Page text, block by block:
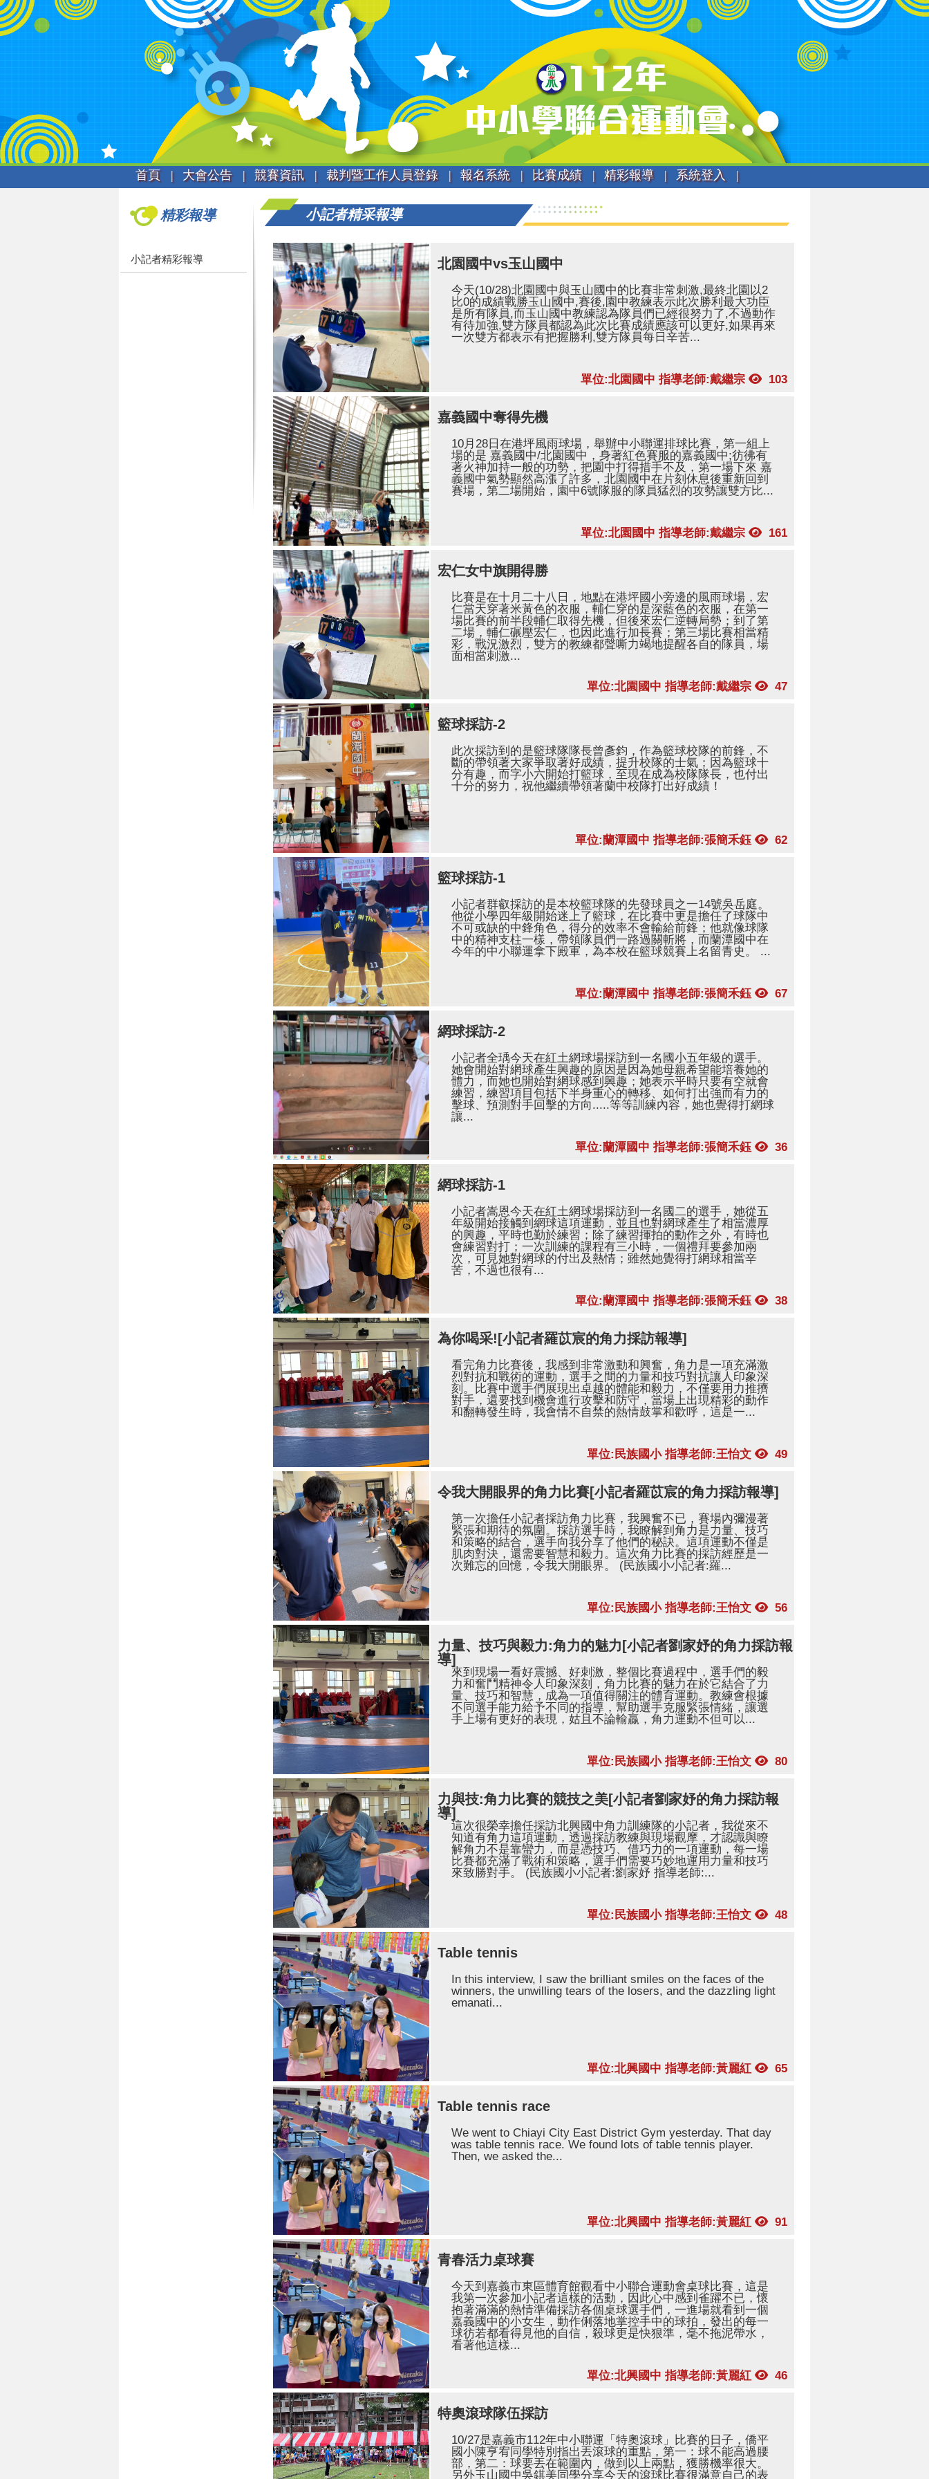
首頁 | 大會公告 | 競賽資訊 | 裁判暨工作人員登錄 | 報名系統 | 比賽成績 | 精彩報導 | 系統登入 |
精彩報導
小記者精彩報導
小記者精采報導
北園國中vs玉山國中
今天(10/28)北園國中與玉山國中的比賽非常刺激,最終北園以2
比0的成績戰勝玉山國中,賽後,園中教練表示此次勝利最大功臣
是所有隊員,而玉山國中教練認為隊員們已經很努力了,不過動作
有待加強,雙方隊員都認為此次比賽成績應該可以更好,如果再來
一次雙方都表示有把握勝利,雙方隊員每日辛苦...
單位:北園國中 指導老師:戴繼宗 103
嘉義國中奪得先機
10月28日在港坪風雨球場，舉辦中小聯運排球比賽，第一組上
場的是 嘉義國中/北園國中，身著紅色賽服的嘉義國中;彷彿有
著火神加持一般的功勢，把園中打得措手不及，第一場下來 嘉
義國中氣勢顯然高漲了許多，北園國中在片刻休息後重新回到
賽場，第二場開始，園中6號隊服的隊員猛烈的攻勢讓雙方比...
單位:北園國中 指導老師:戴繼宗 161
宏仁女中旗開得勝
比賽是在十月二十八日，地點在港坪國小旁邊的風雨球場，宏
仁當天穿著米黃色的衣服，輔仁穿的是深藍色的衣服，在第一
場比賽的前半段輔仁取得先機，但後來宏仁逆轉局勢；到了第
二場，輔仁碾壓宏仁，也因此進行加長賽；第三場比賽相當精
彩，戰況激烈，雙方的教練都聲嘶力竭地提醒各自的隊員，場
面相當刺激...
單位:北園國中 指導老師:戴繼宗 47
籃球採訪-2
此次採訪到的是籃球隊隊長曾彥鈞，作為籃球校隊的前鋒，不
斷的帶領著大家爭取著好成績，提升校隊的士氣；因為籃球十
分有趣，而字小六開始打籃球，至現在成為校隊隊長，也付出
十分的努力，祝他繼續帶領著蘭中校隊打出好成績！
單位:蘭潭國中 指導老師:張簡禾鈺 62
籃球採訪-1
小記者群叡採訪的是本校籃球隊的先發球員之一14號吳岳庭。
他從小學四年級開始迷上了籃球，在比賽中更是擔任了球隊中
不可或缺的中鋒角色，得分的效率不會輸給前鋒；他就像球隊
中的精神支柱一樣，帶領隊員們一路過關斬將，而蘭潭國中在
今年的中小聯運拿下殿軍，為本校在籃球競賽上名留青史。 ...
單位:蘭潭國中 指導老師:張簡禾鈺 67
網球採訪-2
小記者全瑀今天在紅土網球場採訪到一名國小五年級的選手。
她會開始對網球產生興趣的原因是因為她母親希望能培養她的
體力，而她也開始對網球感到興趣；她表示平時只要有空就會
練習，練習項目包括下半身重心的轉移、如何打出強而有力的
擊球、預測對手回擊的方向.....等等訓練內容，她也覺得打網球
讓...
單位:蘭潭國中 指導老師:張簡禾鈺 36
網球採訪-1
小記者嵩恩今天在紅土網球場採訪到一名國二的選手，她從五
年級開始接觸到網球這項運動，並且也對網球產生了相當濃厚
的興趣，平時也勤於練習；除了練習揮拍的動作之外，有時也
會練習對打；一次訓練的課程有三小時，一個禮拜要參加兩
次，可見她對網球的付出及熱情；雖然她覺得打網球相當辛
苦，不過也很有...
單位:蘭潭國中 指導老師:張簡禾鈺 38
為你喝采![小記者羅苡宸的角力採訪報導]
看完角力比賽後，我感到非常激動和興奮，角力是一項充滿激
烈對抗和戰術的運動，選手之間的力量和技巧對抗讓人印象深
刻。比賽中選手們展現出卓越的體能和毅力，不僅要用力推擠
對手，還要找到機會進行攻擊和防守，當場上出現精彩的動作
和翻轉發生時，我會情不自禁的熱情鼓掌和歡呼，這是一...
單位:民族國小 指導老師:王怡文 49
令我大開眼界的角力比賽[小記者羅苡宸的角力採訪報導]
第一次擔任小記者採訪角力比賽，我興奮不已，賽場內彌漫著
緊張和期待的氛圍。採訪選手時，我瞭解到角力是力量、技巧
和策略的結合，選手向我分享了他們的秘訣。這項運動不僅是
肌肉對決，還需要智慧和毅力。這次角力比賽的採訪經歷是一
次難忘的回憶，令我大開眼界。 (民族國小小記者:羅...
單位:民族國小 指導老師:王怡文 56
力量、技巧與毅力:角力的魅力[小記者劉家妤的角力採訪報
導]
來到現場一看好震撼、好刺激，整個比賽過程中，選手們的毅
力和奮鬥精神令人印象深刻，角力比賽的魅力在於它結合了力
量、技巧和智慧，成為一項值得關注的體育運動。教練會根據
不同選手能力給予不同的指導，幫助選手克服緊張情緒，讓選
手上場有更好的表現，姑且不論輸贏，角力運動不但可以...
單位:民族國小 指導老師:王怡文 80
力與技:角力比賽的競技之美[小記者劉家妤的角力採訪報
導]
這次很榮幸擔任採訪北興國中角力訓練隊的小記者，我從來不
知道有角力這項運動，透過採訪教練與現場觀摩，才認識與瞭
解角力不是靠蠻力，而是憑技巧、借巧力的一項運動，每一場
比賽都充滿了戰術和策略，選手們需要巧妙地運用力量和技巧
來致勝對手。 (民族國小小記者:劉家妤 指導老師:...
單位:民族國小 指導老師:王怡文 48
Table tennis
In this interview, I saw the brilliant smiles on the faces of the
winners, the unwilling tears of the losers, and the dazzling light
emanati...
單位:北興國中 指導老師:黃麗紅 65
Table tennis race
We went to Chiayi City East District Gym yesterday. That day
was table tennis race. We found lots of table tennis player.
Then, we asked the...
單位:北興國中 指導老師:黃麗紅 91
青春活力桌球賽
今天到嘉義市東區體育館觀看中小聯合運動會桌球比賽，這是
我第一次參加小記者這樣的活動，因此心中感到雀躍不已，懷
抱著滿滿的熱情準備採訪各個桌球選手們，一進場就看到一個
嘉義國中的小女生，動作俐落地掌控手中的球拍，發出的每一
球彷若都看得見他的自信，殺球更是快狠準，毫不拖泥帶水，
看著他這樣...
單位:北興國中 指導老師:黃麗紅 46
特奧滾球隊伍採訪
10/27是嘉義市112年中小聯運「特奧滾球」比賽的日子，僑平
國小陳亨宥同學特別指出丟滾球的重點，第一：球不能高過腰
部，第二：球要丟在範圍內，做到以上兩點，獲勝機率很大。
另外玉山國中吳錤美同學分享今天的滾球比賽很滿意自己的表